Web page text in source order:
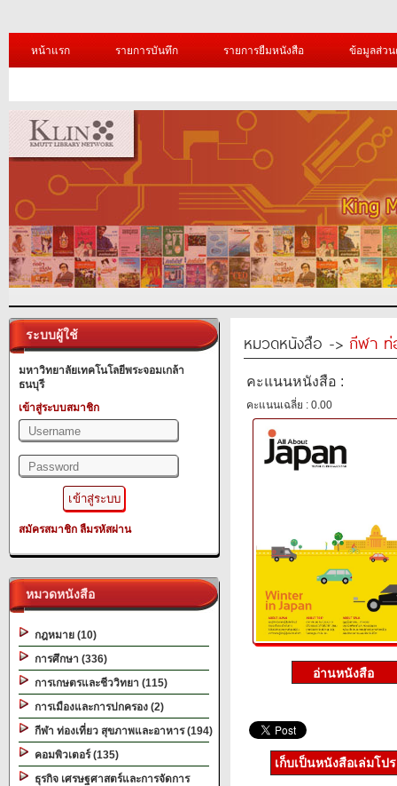
หน้าแรก รายการบันทึก รายการยืมหนังสือ ข้อมูลส่ว
ระบบผู้ใช้
มหาวิทยาลัยเทคโนโลยีพระจอมเกล้า
ธนบุรี
เข้าสู่ระบบสมาชิก
สมัครสมาชิก ลืมรหัสผ่าน
หมวดหนังสือ
กฎหมาย (10)
การศึกษา (336)
การเกษตรและชีววิทยา (115)
การเมืองและการปกครอง (2)
กีฬา ท่องเที่ยว สุขภาพและอาหาร (194)
คอมพิวเตอร์ (135)
ธุรกิจ เศรษฐศาสตร์และการจัดการ
หมวดหนังสือ -> กีฬา ท่
คะแนนหนังสือ :
คะแนนเฉลี่ย : 0.00
เก็บเป็นหนังสือเล่มโป